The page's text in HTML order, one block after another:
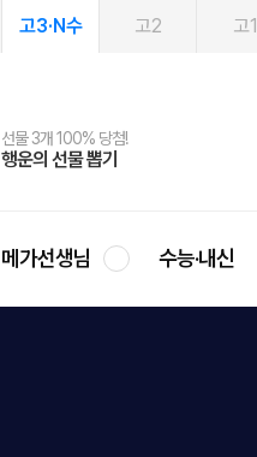
고3·N수 고2 고1
선물 3개 100% 당첨!
행운의 선물 뽑기
선물 100% 증정!
메가스터디 X 올리브
여름방학 스터디 캐시백
메가런 썸머스쿨
2027 러셀 단과
강사 공개선발
스마트러닝앱
설문 EVENT
메가패스
3일 무료 체험권
메가패스 수강생 무료혜택!
메가클럽 멤버십
사회공헌 캠페인
희망이룸 메가나눔
메가선생님 수능·내신